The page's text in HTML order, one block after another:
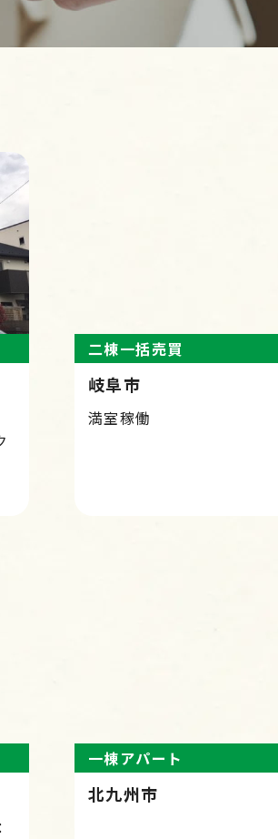
二棟一括売買
岐阜市
満室稼働
一棟アパート
北九州市